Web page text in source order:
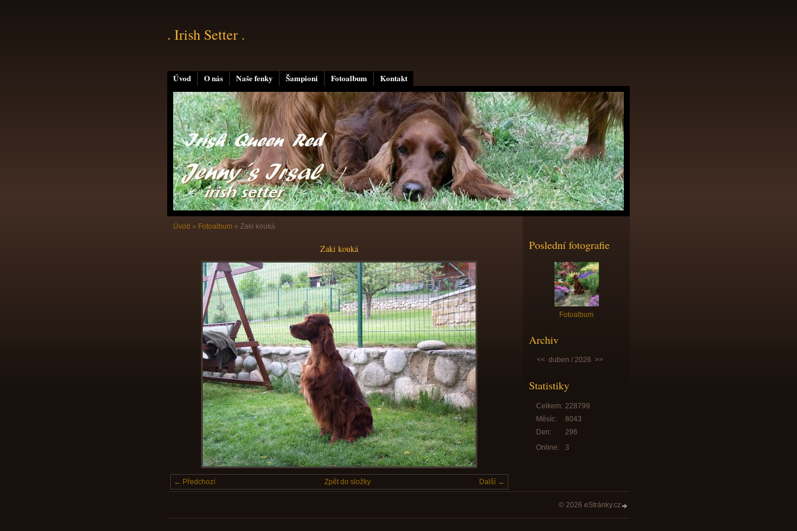
Úvod O nás Naše fenky Šampioni Fotoalbum Kontakt
. Irish Setter .
Úvod » Fotoalbum » Zaki kouká
Zaki kouká
← Předchozí Další →
Zpět do složky
Poslední fotografie
Fotoalbum
Archiv
<< duben / 2026 >>
Statistiky
Online: 3
Celkem: 228799
Měsíc:
8043
Den:
296
© 2026 eStránky.cz